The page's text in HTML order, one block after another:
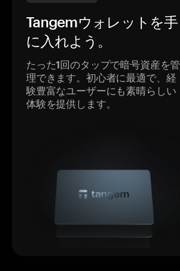
Tangemウォレットを手
に入れよう。
たった1回のタップで暗号資産を管
理できます。初心者に最適で、経
験豊富なユーザーにも素晴らしい
体験を提供します。